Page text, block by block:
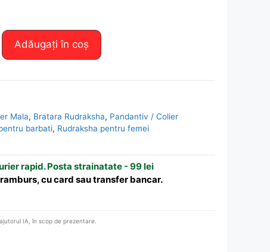
Adăugați în coș
Mala, Bratara Rudraksha, Pandantiv / Colier
barbati, Rudraksha pentru femei
rapid. Posta strainatate - 99 lei
cu card sau transfer bancar.
IA, în scop de prezentare.